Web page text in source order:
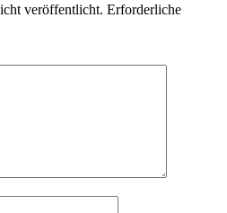
veröffentlicht. Erforderliche